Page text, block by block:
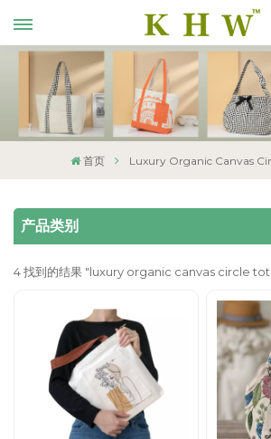
首页 Luxury Organic Canvas
产品类别
4 找到的结果 "luxury organic canvas circle